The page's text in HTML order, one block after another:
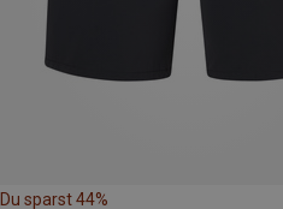
Du sparst 44%